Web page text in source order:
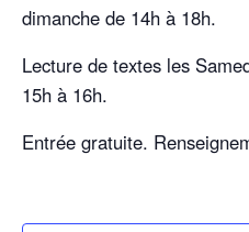
dimanche de 14h à 18h.
Lecture de textes les
15h à 16h.
Entrée gratuite.